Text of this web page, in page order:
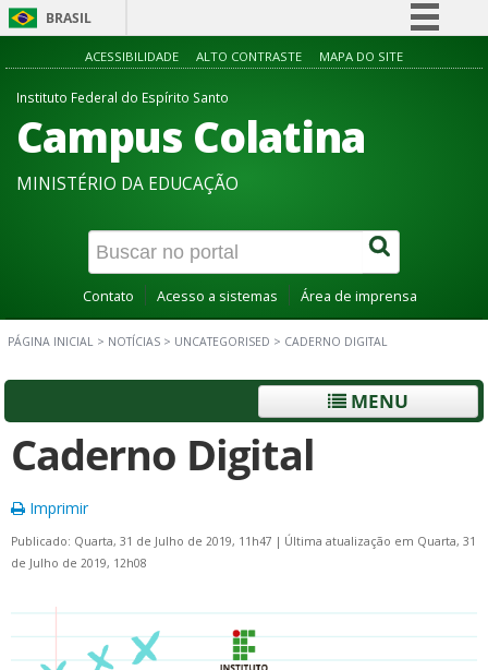
BRASIL
Simplifique!
Acesso à informação
Canais
ACESSIBILIDADE ALTO CONTRASTE MAPA DO SITE
Instituto Federal do Espírito Santo
Campus Colatina
MINISTÉRIO DA EDUCAÇÃO
Contato Acesso a sistemas Área de imprensa
PÁGINA INICIAL > NOTÍCIAS > UNCATEGORISED > CADERNO DIGITAL
MENU
Caderno Digital
Imprimir
Publicado: Quarta, 31 de Julho de 2019, 11h47 | Última atualização em Quarta, 31
de Julho de 2019, 12h08